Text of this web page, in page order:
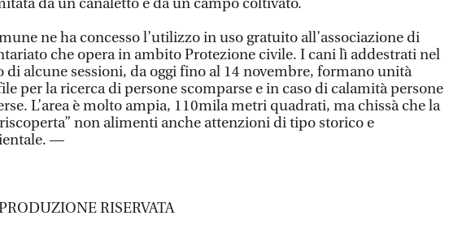
ne ha concesso l’utilizzo in uso gratuito all’associazione di
che opera in ambito Protezione civile. I cani lì addestrati nel
di alcune sessioni, da oggi fino al 14 novembre, formano unità
per la ricerca di persone scomparse e in caso di calamità persone
L’area è molto ampia, 110mila metri quadrati, ma chissà che la
non alimenti anche attenzioni di tipo storico e
—
RISERVATA